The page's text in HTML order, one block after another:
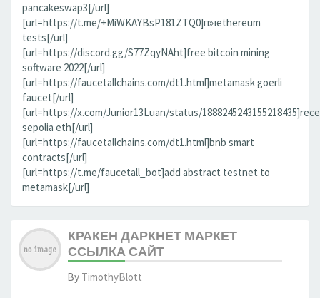
pancakeswap3[/url]
[url=https://t.me/+MiWKAYBsP181ZTQ0]п»їethereum
tests[/url]
[url=https://discord.gg/S77ZqyNAht]free bitcoin mining
software 2022[/url]
[url=https://faucetallchains.com/dt1.html]metamask goerli
faucet[/url]
[url=https://x.com/Junior13Luan/status/
sepolia eth[/url]
[url=https://faucetallchains.com/dt1.html]bnb smart
contracts[/url]
[url=https://t.me/faucetall_bot]add abstract testnet to
metamask[/url]
КРАКЕН ДАРКНЕТ МАРКЕТ
ССЫЛКА САЙТ
By TimothyBlott